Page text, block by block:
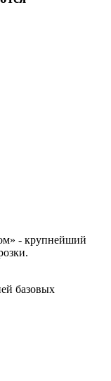
- крупнейший
базовых